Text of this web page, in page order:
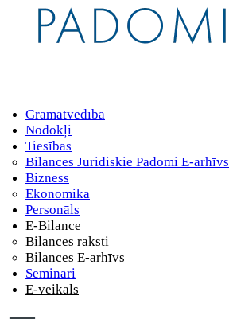
Grāmatvedība
Nodokļi
Tiesības
Bilances Juridiskie Padomi E-arhīvs
Bizness
Ekonomika
Personāls
E-Bilance
Bilances raksti
Bilances E-arhīvs
Semināri
E-veikals